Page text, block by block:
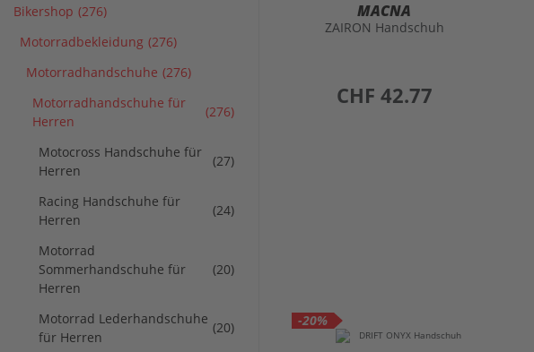
MACNA
ZAIRON Handschuh
preis
CHF 42.77
-20%
Bikershop (276)
Motorradbekleidung (276)
Motorradhandschuhe (276)
Motorradhandschuhe für
Herren
(276)
Motocross Handschuhe für
Herren
(27)
Racing Handschuhe für
Herren
(24)
Motorrad
Sommerhandschuhe für
Herren
(20)
Motorrad Lederhandschuhe
für Herren
(20)